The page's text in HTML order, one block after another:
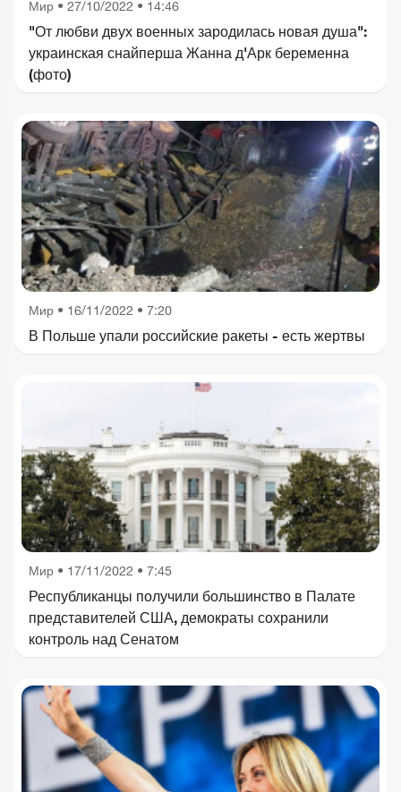
Мир • 27/10/2022 • 14:46
"От любви двух военных зародилась новая душа":
украинская снайперша Жанна д'Арк беременна
(фото)
Мир • 16/11/2022 • 7:20
В Польше упали российские ракеты - есть жертвы
Мир • 17/11/2022 • 7:45
Республиканцы получили большинство в Палате
представителей США, демократы сохранили
контроль над Сенатом